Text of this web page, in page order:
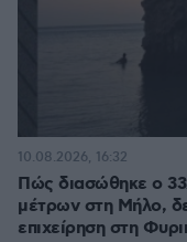
Πώς διασώθηκε ο
μέτρων στη Μήλο,
επιχείρηση στη
10.08.2026, 16:32